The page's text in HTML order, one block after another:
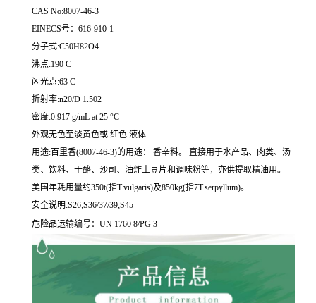
CAS No:8007-46-3
EINECS号：616-910-1
分子式:C50H82O4
沸点:190 C
闪光点:63 C
折射率:n20/D 1.502
密度:0.917 g/mL at 25 °C
外观无色至淡黄色或 红色 液体
用途:百里香(8007-46-3)的用途： 香辛料。 直接用于水产品、肉类、汤
类、饮料、干酪、沙司、油炸土豆片和调味粉等，亦供提取精油用。
美国年耗用量约350t(指T.vulgaris)及850kg(指7T.serpyllum)。
安全说明:S26;S36/37/39;S45
危险品运输编号：UN 1760 8/PG 3